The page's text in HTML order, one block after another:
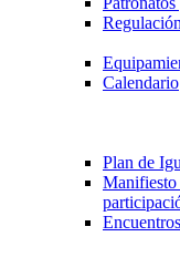
Calendario
Plan de